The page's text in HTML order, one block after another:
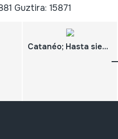
Guztira: 15871
Catanéo; Hasta siempre; Ay che camino